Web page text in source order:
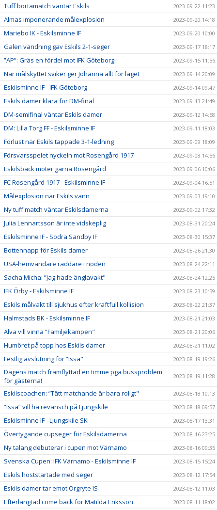
Tuff bortamatch väntar Eskils 2023-09-22 11:23
Almas imponerande målexplosion 2023-09-20 14:18
Mariebo IK - Eskilsminne IF 2023-09-20 10:00
Galen vändning gav Eskils 2-1-seger 2023-09-17 18:17
”AP”: Gräs en fördel mot IFK Göteborg 2023-09-15 11:56
När målskyttet sviker ger Johanna allt för laget 2023-09-14 20:09
Eskilsminne IF - IFK Göteborg 2023-09-14 09:47
Eskils damer klara för DM-final 2023-09-13 21:49
DM-semifinal väntar Eskils damer 2023-09-12 14:58
DM: Lilla Torg FF - Eskilsminne IF 2023-09-11 18:03
Förlust när Eskils tappade 3-1-ledning 2023-09-09 18:09
Försvarsspelet nyckeln mot Rosengård 1917 2023-09-08 14:56
Eskilsback möter gärna Rosengård 2023-09-06 10:06
FC Rosengård 1917 - Eskilsminne IF 2023-09-04 16:51
Målexplosion när Eskils vann 2023-09-03 19:10
Ny tuff match väntar Eskilsdamerna 2023-09-02 17:32
Julia Lennartsson är inte vidskeplig 2023-08-31 20:24
Eskilsminne IF - Södra Sandby IF 2023-08-30 15:37
Bottennapp för Eskils damer 2023-08-26 21:30
USA-hemvändare räddare i nöden 2023-08-24 22:11
Sacha Micha: ”Jag hade änglavakt" 2023-08-24 12:25
IFK Örby - Eskilsminne IF 2023-08-23 10:59
Eskils målvakt till sjukhus efter kraftfull kollision 2023-08-22 21:37
Halmstads BK - Eskilsminne IF 2023-08-21 21:03
Alva vill vinna ”Familjekampen" 2023-08-21 20:06
Humöret på topp hos Eskils damer 2023-08-21 11:02
Festlig avslutning för ”Issa" 2023-08-19 19:26
Dagens match framflyttad en timme pga bussproblem
för gästerna!
2023-08-19 11:28
Eskilscoachen: ”Tätt matchande är bara roligt" 2023-08-18 10:13
”Issa” vill ha revansch på Ljungskile 2023-08-18 09:57
Eskilsminne IF - Ljungskile SK 2023-08-17 13:31
Övertygande cupseger för Eskilsdamerna 2023-08-16 23:25
Ny talang debuterar i cupen mot Värnamo 2023-08-16 09:35
Svenska Cupen: IFK Värnamo - Eskilsminne IF 2023-08-15 15:24
Eskils höststartade med seger 2023-08-12 17:54
Eskils damer tar emot Örgryte IS 2023-08-12 11:03
Efterlängtad come back för Matilda Eriksson 2023-08-11 18:02